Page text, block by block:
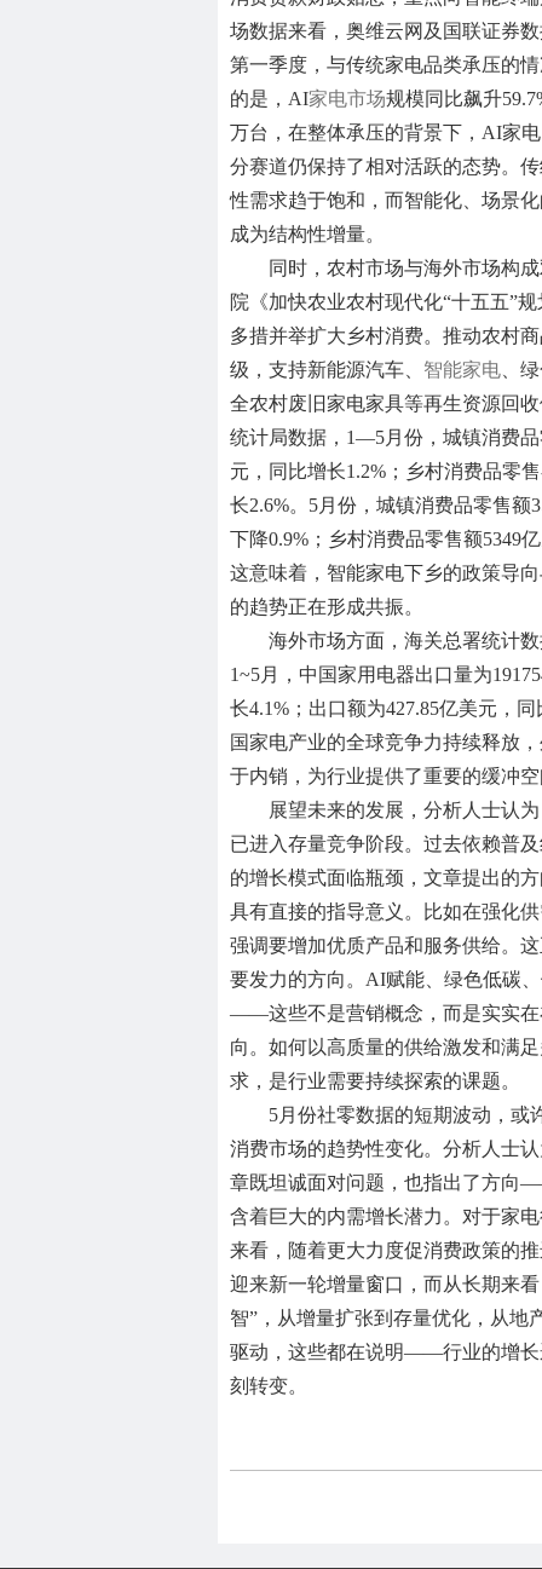
场数据来看，奥维云网及国联证券
第一季度，与传统家电品类承压的
的是，AI家电市场规模同比飙升
万台，在整体承压的背景下，AI家
分赛道仍保持了相对活跃的态势。
性需求趋于饱和，而智能化、场景
成为结构性增量。
同时，农村市场与海外市场构
院《加快农业农村现代化“十五五”
多措并举扩大乡村消费。推动农村
级，支持新能源汽车、 智能家电 、
全农村废旧家电家具等再生资源回
统计局数据，1—5月份，城镇消费品
元，同比增长1.2%；乡村消费品零
长2.6%。5月份，城镇消费品零售额
下降0.9%；乡村消费品零售额5349
这意味着，智能家电下乡的政策导
的趋势正在形成共振。
海外市场方面，海关总署统计
1~5月，中国家用电器出口量为
长4.1%；出口额为427.85亿美元，
国家电产业的全球竞争力持续释放
于内销，为行业提供了重要的缓冲
展望未来的发展，分析人士认
已进入存量竞争阶段。过去依赖普
的增长模式面临瓶颈，文章提出的
具有直接的指导意义。比如在强化
强调要增加优质产品和服务供给。
要发力的方向。AI赋能、绿色低碳
——这些不是营销概念，而是实实在
向。如何以高质量的供给激发和满
求，是行业需要持续探索的课题。
5月份社零数据的短期波动，或
消费市场的趋势性变化。分析人士
章既坦诚面对问题，也指出了方向
含着巨大的内需增长潜力。对于家
来看，随着更大力度促消费政策的
迎来新一轮增量窗口，而从长期来看
智”，从增量扩张到存量优化，从地
驱动，这些都在说明——行业的增长
刻转变。